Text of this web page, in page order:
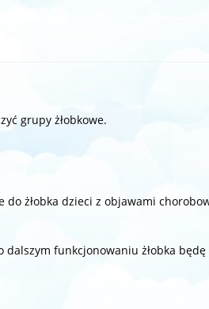
grupy żłobkowe.
żłobka dzieci z objawami
dalszym funkcjonowaniu żłobka